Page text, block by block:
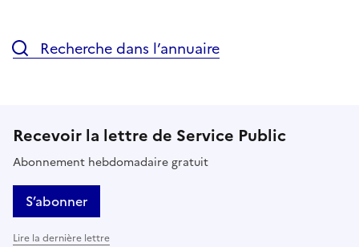
Recherche dans l’annuaire
Recevoir la lettre de Service Public
Abonnement hebdomadaire gratuit
S’abonner
Lire la dernière lettre